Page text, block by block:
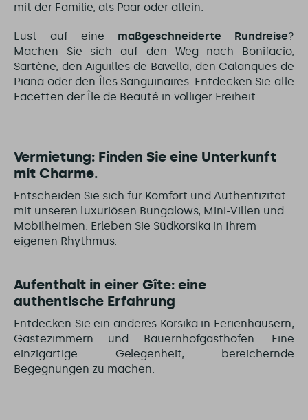
mit der Familie, als Paar oder allein.
Lust auf eine maßgeschneiderte Rundreise?
Machen Sie sich auf den Weg nach Bonifacio,
Sartène, den Aiguilles de Bavella, den Calanques de
Piana oder den Îles Sanguinaires. Entdecken Sie alle
Facetten der Île de Beauté in völliger Freiheit.
Vermietung: Finden Sie eine Unterkunft
mit Charme.
Entscheiden Sie sich für Komfort und Authentizität
mit unseren luxuriösen Bungalows, Mini-Villen und
Mobilheimen. Erleben Sie Südkorsika in Ihrem
eigenen Rhythmus.
Aufenthalt in einer Gîte: eine
authentische Erfahrung
Entdecken Sie ein anderes Korsika in Ferienhäusern,
Gästezimmern und Bauernhofgasthöfen. Eine
einzigartige Gelegenheit, bereichernde
Begegnungen zu machen.